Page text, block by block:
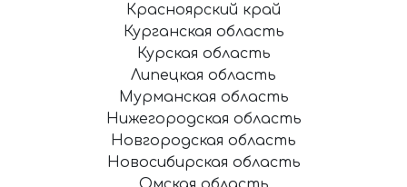
Красноярский край
Курганская область
Курская область
Липецкая область
Мурманская область
Нижегородская область
Новгородская область
Новосибирская область